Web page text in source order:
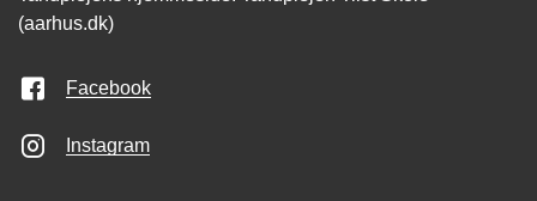
(aarhus.dk)
Facebook
Instagram